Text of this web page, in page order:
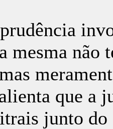
mesma não
que a
junto